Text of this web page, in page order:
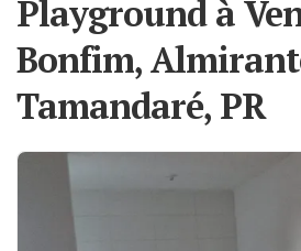
Playground à
Bonfim,
Tamandaré, PR